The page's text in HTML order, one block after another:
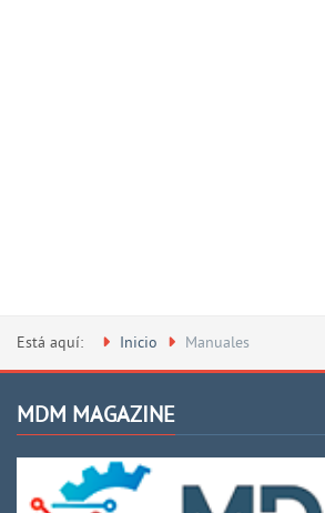
Está aquí: Inicio Manuales
MDM MAGAZINE